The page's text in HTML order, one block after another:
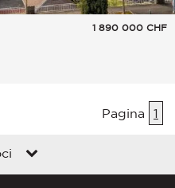
1 890 000 CHF
Pagina 1